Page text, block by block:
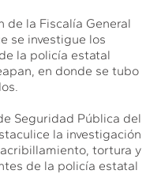
de la Fiscalía General
se investigue los
la policía estatal
en donde se tubo
Seguridad Pública del
la investigación
tortura y
de la policía estatal